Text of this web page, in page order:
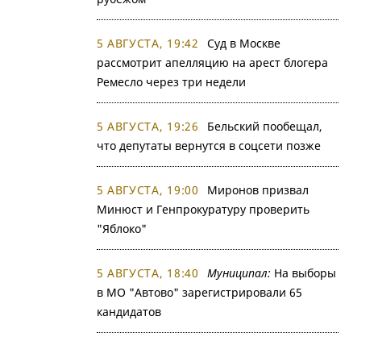
5 АВГУСТА, 19:42
Суд в Москве
рассмотрит апелляцию на арест блогера
Ремесло через три недели
5 АВГУСТА, 19:26
Бельский пообещал,
что депутаты вернутся в соцсети позже
5 АВГУСТА, 19:00
Миронов призвал
Минюст и Генпрокуратуру проверить
"Яблоко"
5 АВГУСТА, 18:40 Муниципал: На выборы
в МО "Автово" зарегистрировали 65
кандидатов